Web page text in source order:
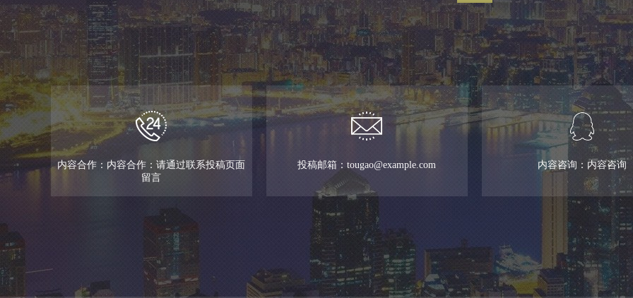
内容合作：内容合作：请通过联系投稿页面
留言
投稿邮箱：tougao@example.com 内容咨询：内容咨询